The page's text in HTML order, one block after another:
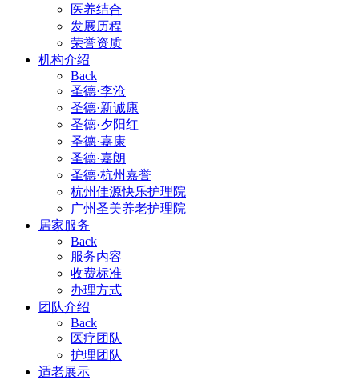
医养结合
发展历程
荣誉资质
机构介绍
Back
圣德·李沧
圣德·新诚康
圣德·夕阳红
圣德·嘉康
圣德·嘉朗
圣德·杭州嘉誉
杭州佳源快乐护理院
广州圣美养老护理院
居家服务
Back
服务内容
收费标准
办理方式
团队介绍
Back
医疗团队
护理团队
适老展示